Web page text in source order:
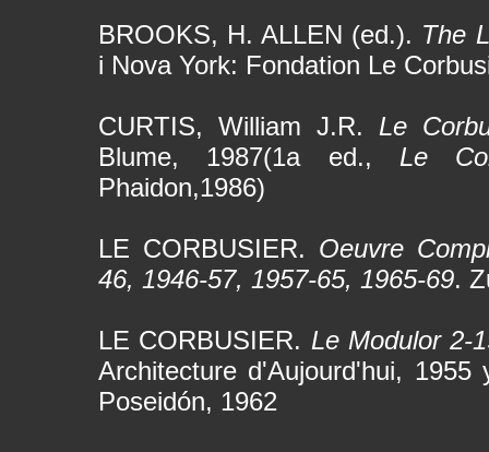
BROOKS, H. ALLEN (ed.). The
i Nova York: Fondation Le
CURTIS, William J.R. Le
Blume, 1987(1a ed., Le
Phaidon,1986)
LE CORBUSIER. Oeuvre
46, 1946-57, 1957-65, 1965-69.
LE CORBUSIER. Le Modulor 2-
Architecture d'Aujourd'hui,
Poseidón, 1962